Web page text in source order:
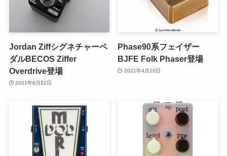
Jordan Ziffシグネチャーペ
ダルBECOS Ziffer
Overdrive登場
2021年8月22日
Phase90系フェイザー
BJFE Folk Phaser登場
2021年4月10日